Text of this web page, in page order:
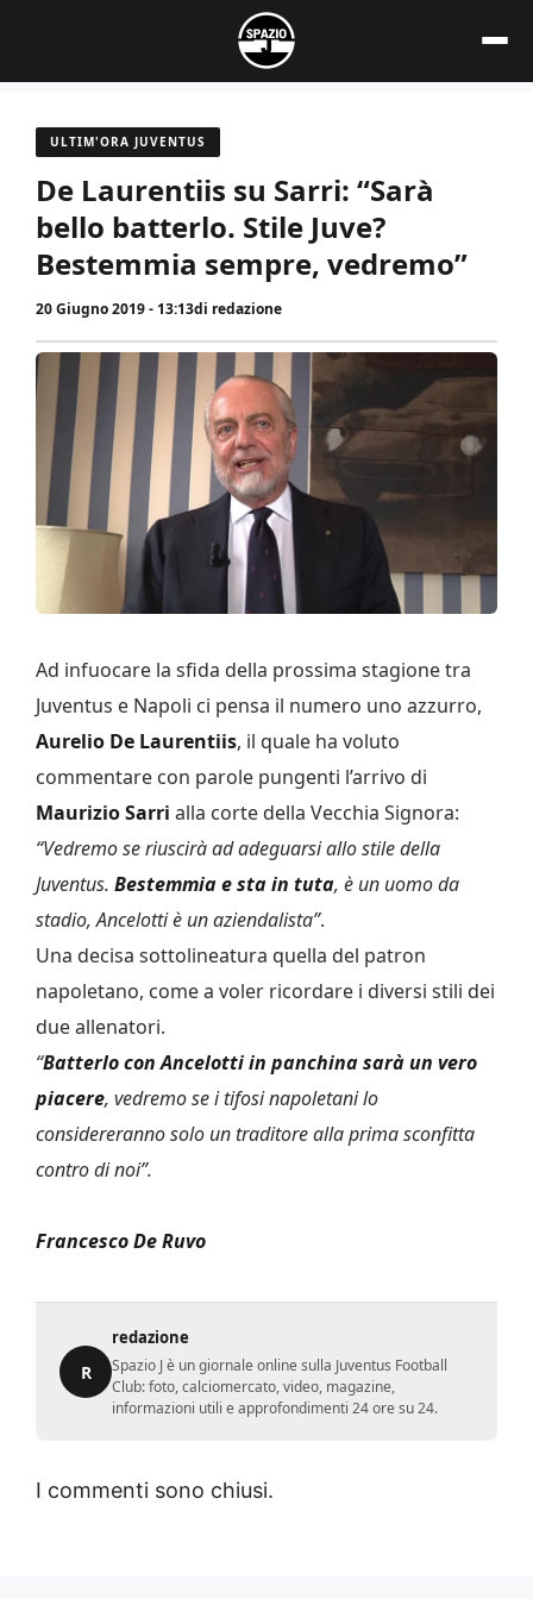
contenuto
ULTIM'ORA JUVENTUS
De Laurentiis su Sarri: “Sarà
bello batterlo. Stile Juve?
Bestemmia sempre, vedremo”
20 Giugno 2019 - 13:13di redazione
Ad infuocare la sfida della prossima stagione tra
Juventus e Napoli ci pensa il numero uno azzurro,
Aurelio De Laurentiis, il quale ha voluto
commentare con parole pungenti l’arrivo di
Maurizio Sarri alla corte della Vecchia Signora:
“Vedremo se riuscirà ad adeguarsi allo stile della
Juventus. Bestemmia e sta in tuta, è un uomo da
stadio, Ancelotti è un aziendalista”.
Una decisa sottolineatura quella del patron
napoletano, come a voler ricordare i diversi stili dei
due allenatori.
“Batterlo con Ancelotti in panchina sarà un vero
piacere, vedremo se i tifosi napoletani lo
considereranno solo un traditore alla prima sconfitta
contro di noi”.
Francesco De Ruvo
R
redazione
Spazio J è un giornale online sulla Juventus Football
Club: foto, calciomercato, video, magazine,
informazioni utili e approfondimenti 24 ore su 24.
I commenti sono chiusi.